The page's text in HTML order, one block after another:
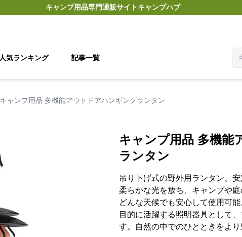
キャンプ用品専門通販サイトキャンプハブ
人気ランキング 記事一覧
キャンプ用品 多機能アウトドアハンギングランタン
キャンプ用品 多機能
ランタン
吊り下げ式の野外用ランタン、
柔らかな光を放ち、キャンプや
どんな天候でも安心して使用可
目的に活躍する照明器具として
す。自然の中でのひとときをより